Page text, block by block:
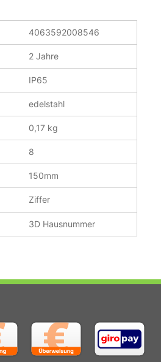
4063592008546
2 Jahre
IP65
edelstahl
0,17 kg
8
150mm
Ziffer
3D Hausnummer